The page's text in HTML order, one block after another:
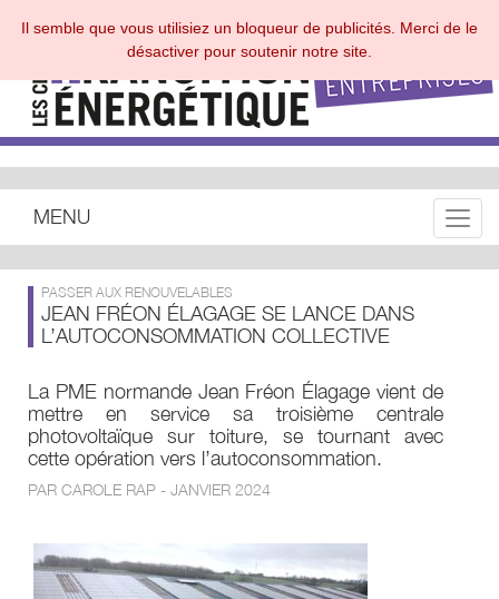
MENU
PASSER AUX RENOUVELABLES
JEAN FRÉON ÉLAGAGE SE LANCE DANS
L’AUTOCONSOMMATION COLLECTIVE
La PME normande Jean Fréon Élagage vient de
mettre en service sa troisième centrale
photovoltaïque sur toiture, se tournant avec
cette opération vers l’autoconsommation.
PAR CAROLE RAP - JANVIER 2024
Il semble que vous utilisiez un bloqueur de publicités. Merci de le
désactiver pour soutenir notre site.